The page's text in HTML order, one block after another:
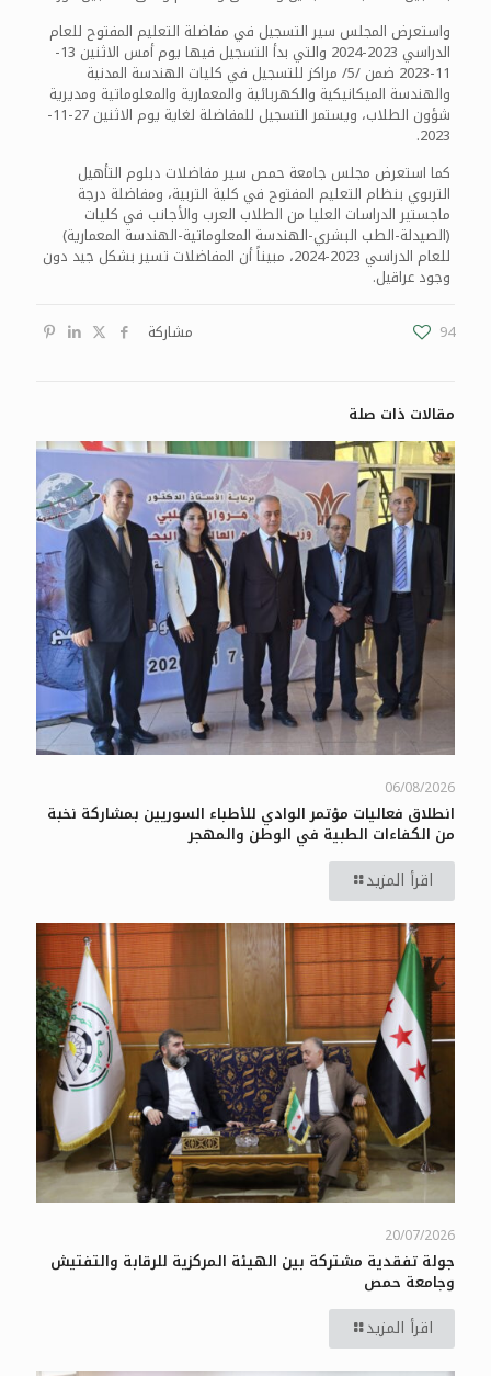
واستعرض المجلس سير التسجيل في مفاضلة التعليم المفتوح للعام
الدراسي 2023-2024 والتي بدأ التسجيل فيها يوم أمس الاثنين 13-
11-2023 ضمن /5/ مراكز للتسجيل في كليات الهندسة المدنية
والهندسة الميكانيكية والكهربائية والمعمارية والمعلوماتية ومديرية
شؤون الطلاب، ويستمر التسجيل للمفاضلة لغاية يوم الاثنين 27-11-
2023.
كما استعرض مجلس جامعة حمص سير مفاضلات دبلوم التأهيل
التربوي بنظام التعليم المفتوح في كلية التربية، ومفاضلة درجة
ماجستير الدراسات العليا من الطلاب العرب والأجانب في كليات
(الصيدلة-الطب البشري-الهندسة المعلوماتية-الهندسة المعمارية)
للعام الدراسي 2023-2024، مبيناً أن المفاضلات تسير بشكل جيد دون
وجود عراقيل.
مشاركة
94
مقالات ذات صلة
06/08/2026
انطلاق فعاليات مؤتمر الوادي للأطباء السوريين بمشاركة نخبة
من الكفاءات الطبية في الوطن والمهجر
اقرأ المزيد
20/07/2026
جولة تفقدية مشتركة بين الهيئة المركزية للرقابة والتفتيش
وجامعة حمص
اقرأ المزيد